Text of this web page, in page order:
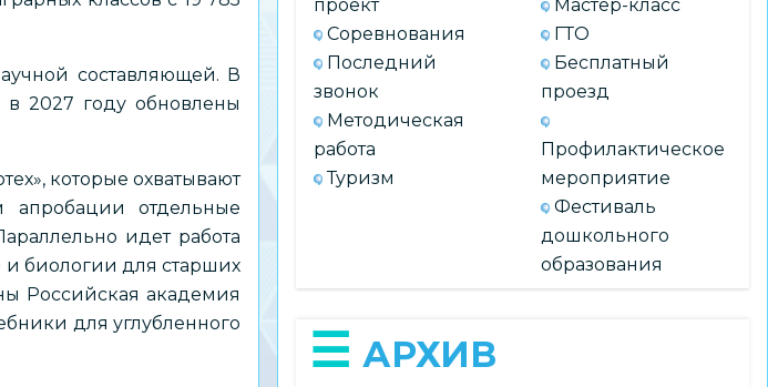
составляющей. В
в 2027 году обновлены
которые охватывают
апробации отдельные
идет работа
биологии для старших
Российская академия
для углубленного
проект
Соревнования
Последний
звонок
Методическая
работа
Туризм
Мастер-класс
ГТО
Бесплатный
проезд
Профилактическое
мероприятие
Фестиваль
дошкольного
образования
АРХИВ